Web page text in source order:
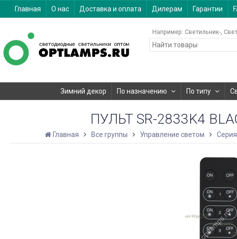
Главная О нас Доставка и оплата Дилерам Гарантии
Например: Светильник-
Зимний декор По назначению По типу
ПУЛЬТ SR-2833K4
Главная Все группы Управление светом Серия